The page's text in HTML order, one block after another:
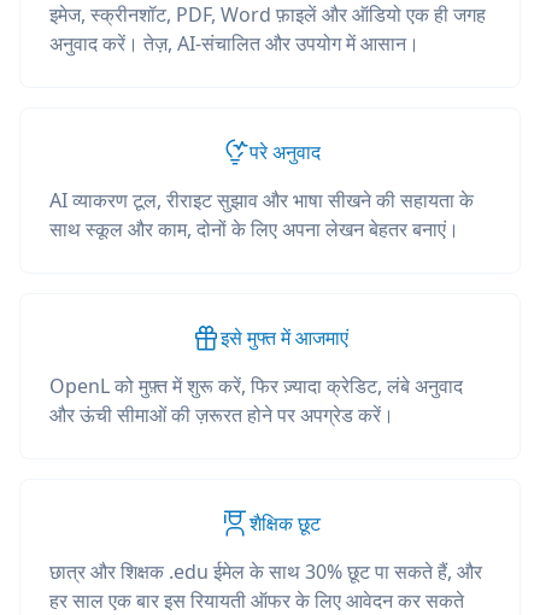
इमेज, स्क्रीनशॉट, PDF, Word फ़ाइलें और ऑडियो एक ही जगह
अनुवाद करें। तेज़, AI-संचालित और उपयोग में आसान।
परे अनुवाद
AI व्याकरण टूल, रीराइट सुझाव और भाषा सीखने की सहायता के
साथ स्कूल और काम, दोनों के लिए अपना लेखन बेहतर बनाएं।
इसे मुफ्त में आजमाएं
OpenL को मुफ़्त में शुरू करें, फिर ज़्यादा क्रेडिट, लंबे अनुवाद
और ऊंची सीमाओं की ज़रूरत होने पर अपग्रेड करें।
शैक्षिक छूट
छात्र और शिक्षक .edu ईमेल के साथ 30% छूट पा सकते हैं, और
हर साल एक बार इस रियायती ऑफर के लिए आवेदन कर सकते